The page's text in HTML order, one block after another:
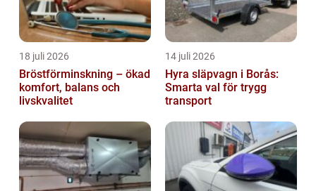
18 juli 2026
Bröstförminskning – ökad
komfort, balans och
livskvalitet
14 juli 2026
Hyra släpvagn i Borås:
Smarta val för trygg
transport